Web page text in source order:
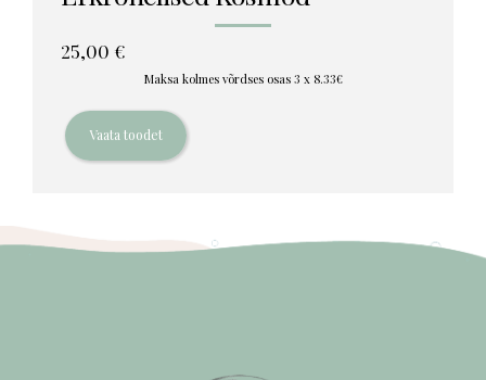
25,00 €
Maksa kolmes võrdses osas 3 x 8.33€
Vaata toodet